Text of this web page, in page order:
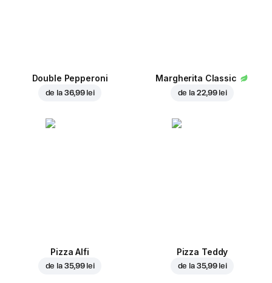
Double Pepperoni
de la 36,99 lei
Margherita Classic
de la 22,99 lei
Pizza Alfi
de la 35,99 lei
Pizza Teddy
de la 35,99 lei